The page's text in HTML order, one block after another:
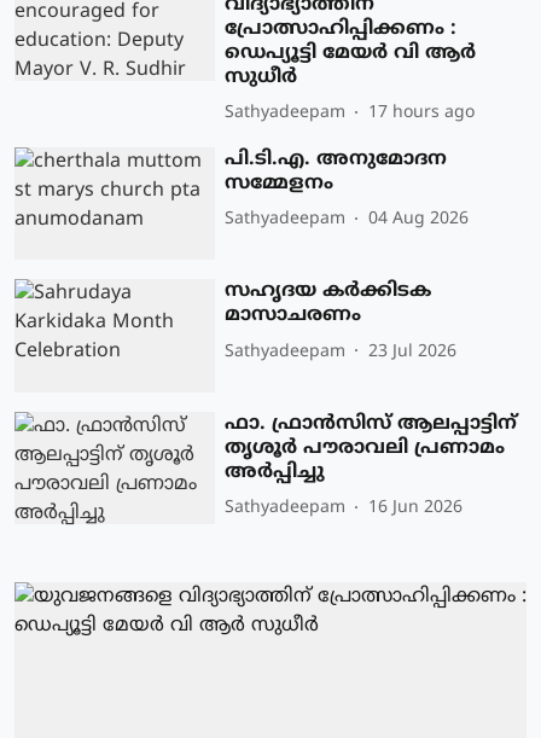
പ്രോത്സാഹിപ്പിക്കണം :
ഡെപ്യൂട്ടി മേയർ വി ആർ
സുധീർ
Sathyadeepam 17 hours ago
പി.ടി.എ. അനുമോദന
സമ്മേളനം
Sathyadeepam 04 Aug 2026
സഹൃദയ കർക്കിടക
മാസാചരണം
Sathyadeepam 23 Jul 2026
ഫാ. ഫ്രാൻസിസ് ആലപ്പാട്ടിന്
തൃശൂർ പൗരാവലി പ്രണാമം
അർപ്പിച്ചു
Sathyadeepam 16 Jun 2026